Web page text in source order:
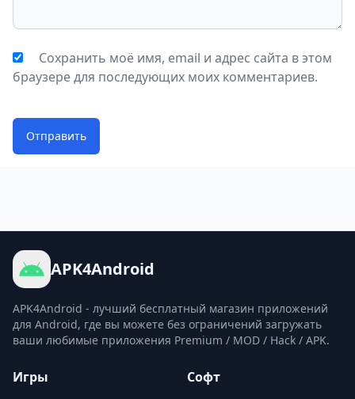
Сохранить моё имя, email и адрес сайта в этом
браузере для последующих моих комментариев.
Отправить
APK4Android
APK4Android - лучший бесплатный магазин приложений
для Android, где вы можете без ограничений загружать
ваши любимые приложения Premium / MOD / Hack / APK.
Игры Софт